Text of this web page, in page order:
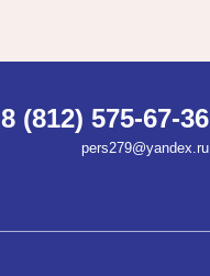
8 (812) 575-67-36
pers279@yandex.ru